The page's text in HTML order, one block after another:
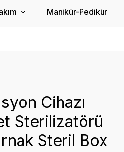
Manikür-Pedikür
Cihazı
Sterilizatörü
Steril Box